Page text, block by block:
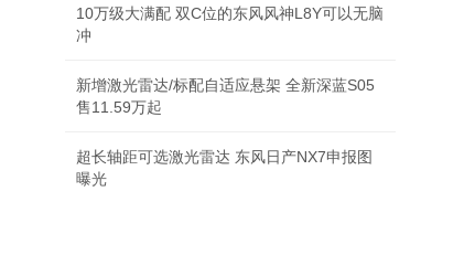
10万级大满配 双C位的东风风神L8Y可以无脑
冲
新增激光雷达/标配自适应悬架 全新深蓝S05
售11.59万起
超长轴距可选激光雷达 东风日产NX7申报图
曝光